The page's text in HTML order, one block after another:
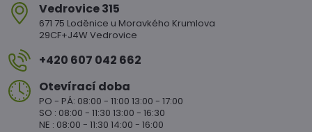
Vedrovice 315
671 75 Loděnice u Moravkého Krumlova
29CF+J4W Vedrovice
+420 607 042 662
Otevírací doba
PO - PÁ: 08:00 - 11:00 13:00 - 17:00
SO : 08:00 - 11:30 13:00 - 16:30
NE : 08:00 - 11:30 14:00 - 16:00